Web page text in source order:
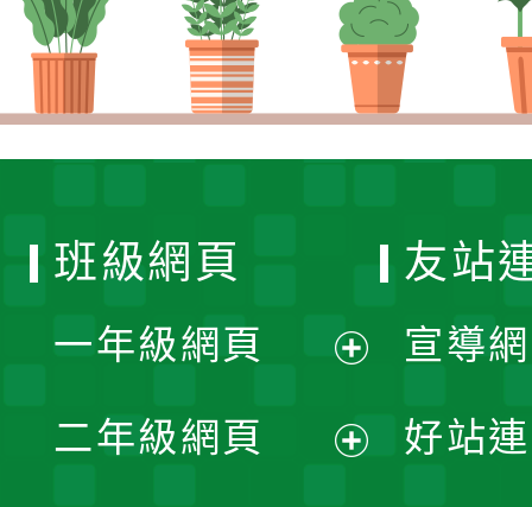
班級網頁
一年級網頁
開
二年級網頁
友站
宣導
好站